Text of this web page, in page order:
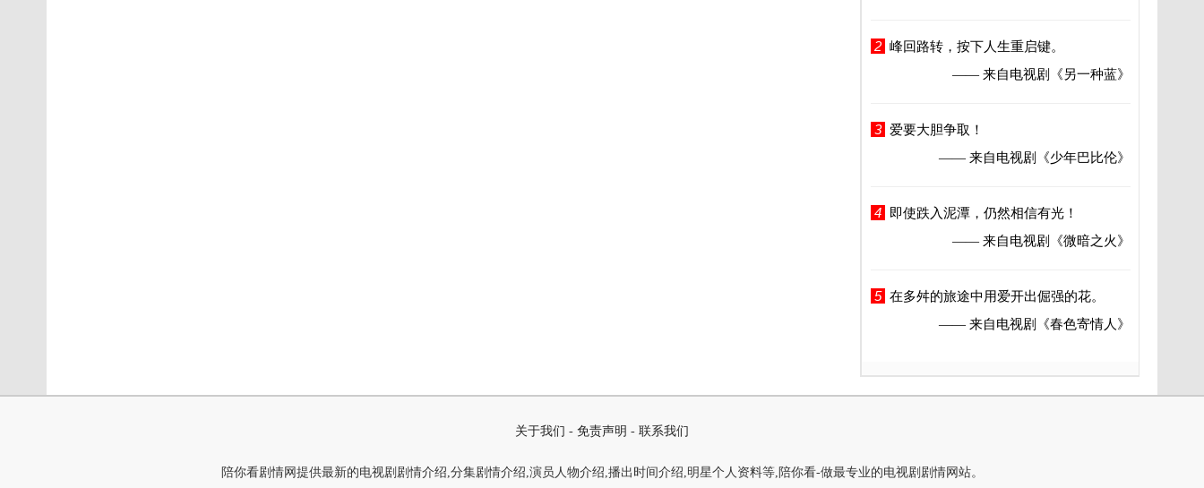
2 峰回路转，按下人生重启键。
—— 来自电视剧
《另一种蓝》
3
爱要大胆争取！
—— 来自电视剧
《少年巴比伦》
4
即使跌入泥潭，仍然相信有光！
—— 来自电视剧
《微暗之火》
5 在多舛的旅途中用爱开出倔强的花。
—— 来自电视剧
《春色寄情人》
关于我们 - 免责声明 - 联系我们
陪你看剧情网提供最新的电视剧剧情介绍,分集剧情介绍,演员人物介绍,播出时间介绍,明星个人资料等,陪你看-做最专业的电视剧剧情网站。